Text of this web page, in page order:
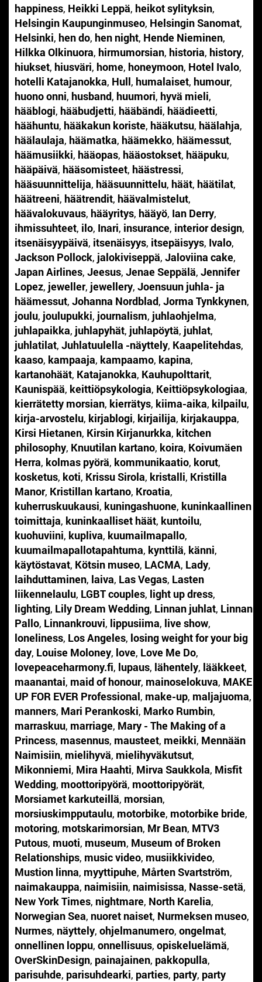
happiness, Heikki Leppä, heikot sylityksin,
Helsingin Kaupunginmuseo, Helsingin Sanomat,
Helsinki, hen do, hen night, Hende Nieminen,
Hilkka Olkinuora, hirmumorsian, historia, history,
hiukset, hiusväri, home, honeymoon, Hotel Ivalo,
hotelli Katajanokka, Hull, humalaiset, humour,
huono onni, husband, huumori, hyvä mieli,
hääblogi, hääbudjetti, hääbändi, häädieetti,
häähuntu, hääkakun koriste, hääkutsu, häälahja,
häälaulaja, häämatka, häämekko, häämessut,
häämusiikki, hääopas, hääostokset, hääpuku,
hääpäivä, hääsomisteet, häästressi,
hääsuunnittelija, hääsuunnittelu, häät, häätilat,
häätreeni, häätrendit, häävalmistelut,
häävalokuvaus, hääyritys, hääyö, Ian Derry,
ihmissuhteet, ilo, Inari, insurance, interior design,
itsenäisyypäivä, itsenäisyys, itsepäisyys, Ivalo,
Jackson Pollock, jalokiviseppä, Jaloviina cake,
Japan Airlines, Jeesus, Jenae Seppälä, Jennifer
Lopez, jeweller, jewellery, Joensuun juhla- ja
häämessut, Johanna Nordblad, Jorma Tynkkynen,
joulu, joulupukki, journalism, juhlaohjelma,
juhlapaikka, juhlapyhät, juhlapöytä, juhlat,
juhlatilat, Juhlatuulella -näyttely, Kaapelitehdas,
kaaso, kampaaja, kampaamo, kapina,
kartanohäät, Katajanokka, Kauhupolttarit,
Kaunispää, keittiöpsykologia, Keittiöpsykologiaa,
kierrätetty morsian, kierrätys, kiima-aika, kilpailu,
kirja-arvostelu, kirjablogi, kirjailija, kirjakauppa,
Kirsi Hietanen, Kirsin Kirjanurkka, kitchen
philosophy, Knuutilan kartano, koira, Koivumäen
Herra, kolmas pyörä, kommunikaatio, korut,
kosketus, koti, Krissu Sirola, kristalli, Kristilla
Manor, Kristillan kartano, Kroatia,
kuherruskuukausi, kuningashuone, kuninkaallinen
toimittaja, kuninkaalliset häät, kuntoilu,
kuohuviini, kupliva, kuumailmapallo,
kuumailmapallotapahtuma, kynttilä, känni,
käytöstavat, Kötsin museo, LACMA, Lady,
laihduttaminen, laiva, Las Vegas, Lasten
liikennelaulu, LGBT couples, light up dress,
lighting, Lily Dream Wedding, Linnan juhlat, Linnan
Pallo, Linnankrouvi, lippusiima, live show,
loneliness, Los Angeles, losing weight for your big
day, Louise Moloney, love, Love Me Do,
lovepeaceharmony.fi, lupaus, lähentely, lääkkeet,
maanantai, maid of honour, mainoselokuva, MAKE
UP FOR EVER Professional, make-up, maljajuoma,
manners, Mari Perankoski, Marko Rumbin,
marraskuu, marriage, Mary - The Making of a
Princess, masennus, mausteet, meikki, Mennään
Naimisiin, mielihyvä, mielihyväkutsut,
Mikonniemi, Mira Haahti, Mirva Saukkola, Misfit
Wedding, moottoripyörä, moottoripyörät,
Morsiamet karkuteillä, morsian,
morsiuskimpputaulu, motorbike, motorbike bride,
motoring, motskarimorsian, Mr Bean, MTV3
Putous, muoti, museum, Museum of Broken
Relationships, music video, musiikkivideo,
Mustion linna, myyttipuhe, Mårten Svartström,
naimakauppa, naimisiin, naimisissa, Nasse-setä,
New York Times, nightmare, North Karelia,
Norwegian Sea, nuoret naiset, Nurmeksen museo,
Nurmes, näyttely, ohjelmanumero, ongelmat,
onnellinen loppu, onnellisuus, opiskeluelämä,
OverSkinDesign, painajainen, pakkopulla,
parisuhde, parisuhdearki, parties, party, party